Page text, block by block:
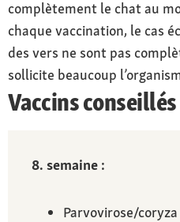
complètement le chat au
chaque vaccination, le cas
des vers ne sont pas
sollicite beaucoup
Vaccins conseillés
8. semaine :
Parvovirose/coryza